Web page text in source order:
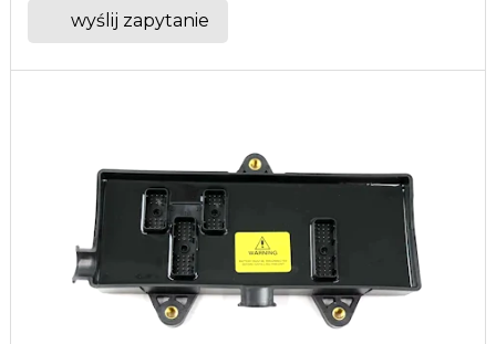
wyślij zapytanie